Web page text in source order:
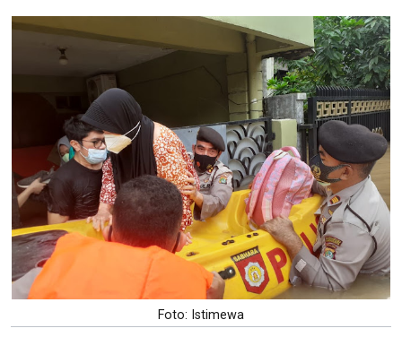
Foto: Istimewa